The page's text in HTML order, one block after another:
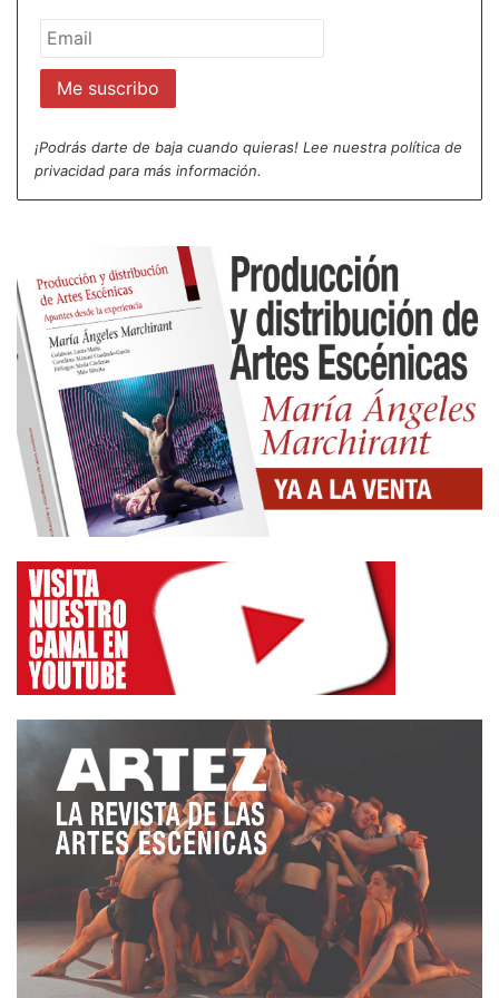
Poco a poco, tras el monólogo del alter ego de
Proust se adivina la angustia provocada por la
desaparición de Albertine. «A norte, o amor da
minha vida, Albertine.»
La actriz-espectadora, entonces, se nos antoja
espectro del alter ego de Albertine, la pasión
con la que nos seduce Marcel Proust, de toda la
rica verborrea, llena de fuegos de artificio y
asociaciones acrobáticas deliciosas con las que,
quizás, está intentando saldar, conjurar, tapar,
cicatrizar, sanar el dolor causado por la entropía, el
caos, que el tiempo produjo en su relación. El
tiempo que se llevó a Albertine de su lado. El
tiempo que desde el presente lo catapulta a un
pasado feliz y convulso a la vez.
En sus palabras se cuela Albertine, la evocación de
Albertine, entre digresiones luciferinas que nos
describen las trayectorias elípticas, parabólicas,
rectas de un cuerpo en caída.
La «soirée» es una fiesta y un juego metateatral en
minutos y mide los intervalos de su «speech»,
mientras utiliza contrastes temáticos y también
morfológicos al inserir expresiones y sintagmas en
inglés, en francés, en alemán.
A la izquierda del proscenio, en la misma línea en la
que se encuentra la butaca en la que se recuesta la
actriz-espectadora-Albertine, hay maquetas de
edificios semejantes a los del París de la época de
¡Podrás darte de baja cuando quieras! Lee nuestra política de
privacidad para más información.